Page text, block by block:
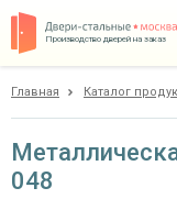
Производство дверей на заказ
Главная Каталог
048